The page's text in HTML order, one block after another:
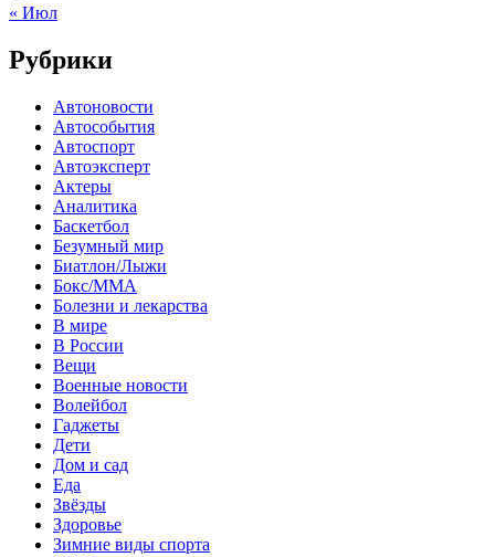
« Июл
Рубрики
Автоновости
Автособытия
Автоспорт
Автоэксперт
Актеры
Аналитика
Баскетбол
Безумный мир
Биатлон/Лыжи
Бокс/MMA
Болезни и лекарства
В мире
В России
Вещи
Военные новости
Волейбол
Гаджеты
Дети
Дом и сад
Еда
Звёзды
Здоровье
Зимние виды спорта